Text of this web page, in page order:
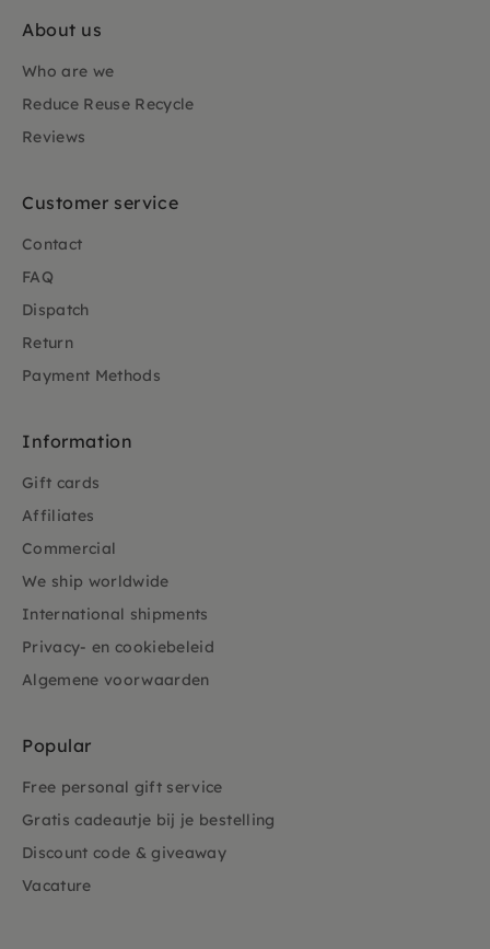
About us
Who are we
Reduce Reuse Recycle
Reviews
Customer service
Contact
FAQ
Dispatch
Return
Payment Methods
Information
Gift cards
Affiliates
Commercial
We ship worldwide
International shipments
Privacy- en cookiebeleid
Algemene voorwaarden
Popular
Free personal gift service
Gratis cadeautje bij je bestelling
Discount code & giveaway
Vacature